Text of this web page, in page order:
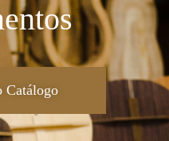
Catálogo